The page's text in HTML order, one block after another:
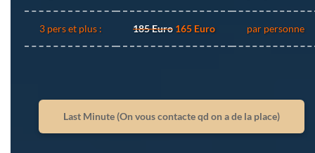
3 pers et plus : 185 Euro165 Euro par personne
Last Minute (On vous contacte qd on a de la place)